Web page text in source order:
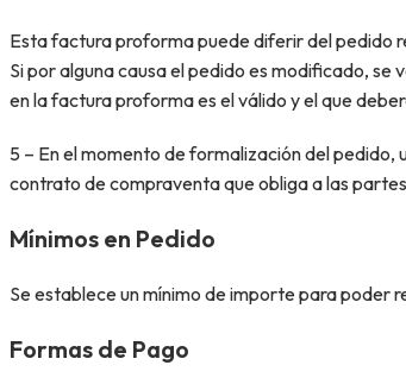
Esta factura proforma puede diferir del pedido
Si por alguna causa el pedido es modificado,
en la factura proforma es el válido y el que
5 – En el momento de formalización del
contrato de compraventa que obliga a las
Mínimos en Pedido
Se establece un mínimo de importe para poder
Formas de Pago